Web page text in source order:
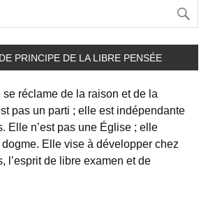
PRINCIPE DE LA LIBRE PENSÉE
se réclame de la raison et de la
pas un parti ; elle est indépendante
Elle n’est pas une Église ; elle
dogme. Elle vise à développer chez
l’esprit de libre examen et de